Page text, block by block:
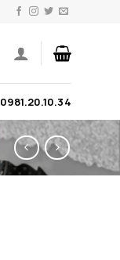
0981.20.10.34